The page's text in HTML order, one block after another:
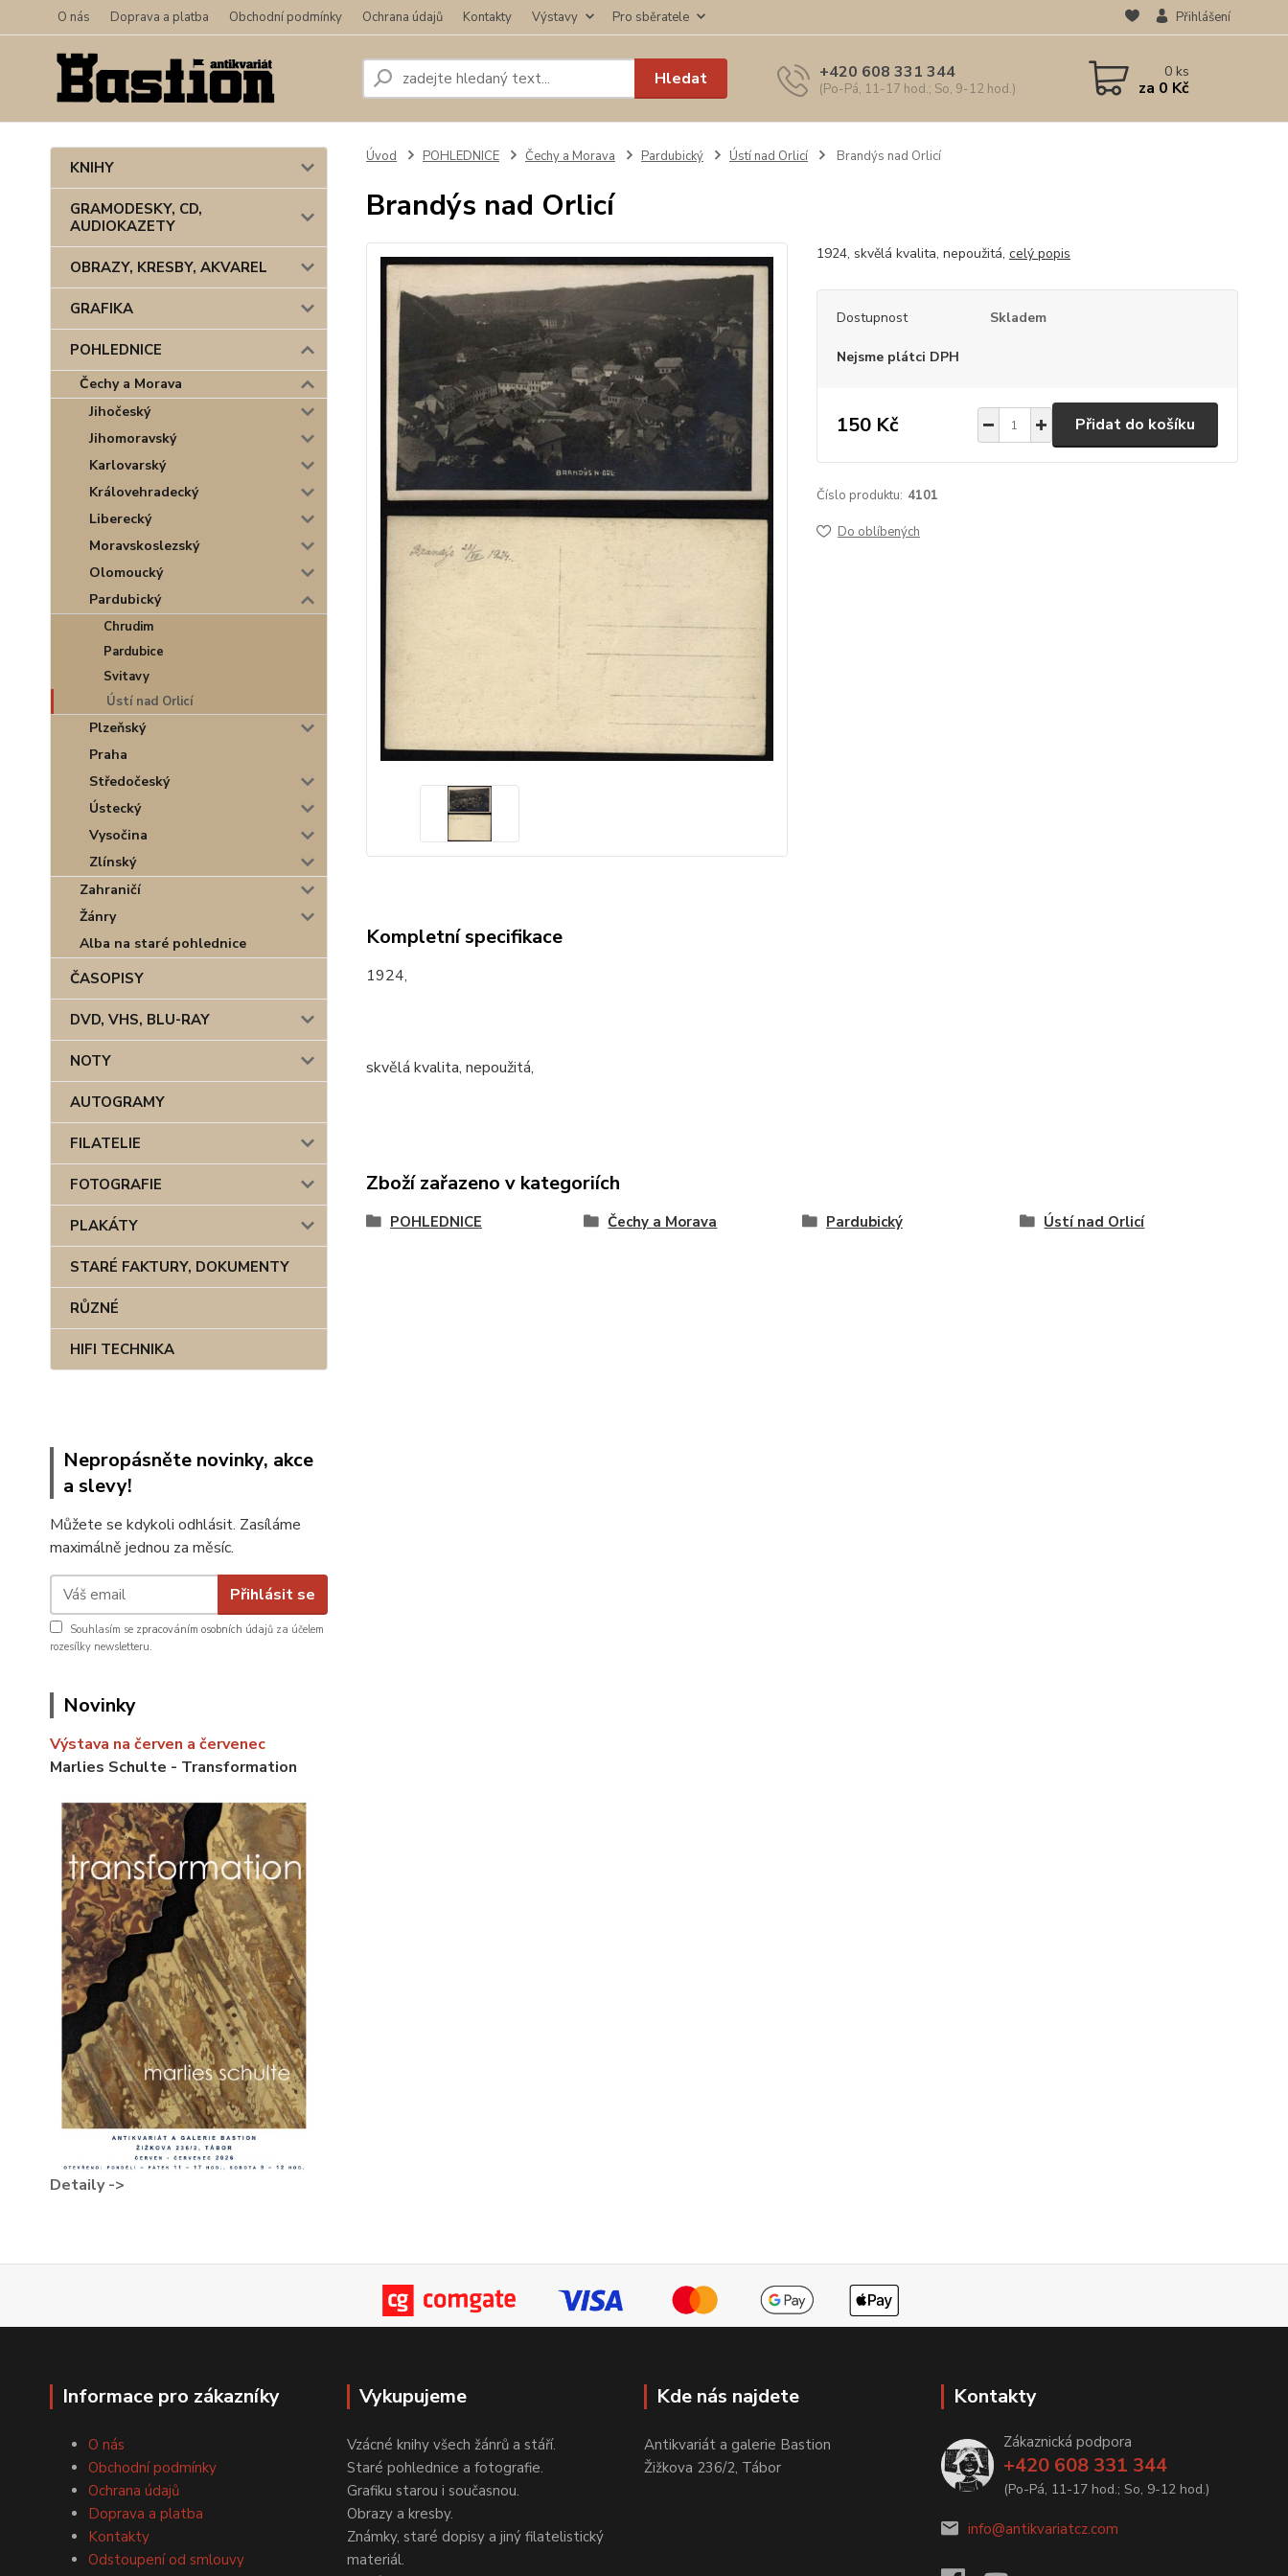
O nás Doprava a platba Obchodní podmínky Ochrana údajů Kontakty Výstavy Pro sběratele Přihlášení
Hledat +420 608 331 344
(Po-Pá, 11-17 hod.; So, 9-12 hod.)
0ks
za 0 Kč
KNIHY
GRAMODESKY, CD,
AUDIOKAZETY
OBRAZY, KRESBY, AKVAREL
GRAFIKA
POHLEDNICE
Čechy a Morava
Jihočeský
Jihomoravský
Karlovarský
Královehradecký
Liberecký
Moravskoslezský
Olomoucký
Pardubický
Chrudim
Pardubice
Svitavy
Ústí nad Orlicí
Plzeňský
Praha
Středočeský
Ústecký
Vysočina
Zlínský
Zahraničí
Žánry
Alba na staré pohlednice
ČASOPISY
DVD, VHS, BLU-RAY
NOTY
AUTOGRAMY
FILATELIE
FOTOGRAFIE
PLAKÁTY
STARÉ FAKTURY, DOKUMENTY
RŮZNÉ
HIFI TECHNIKA
Nepropásněte novinky, akce
a slevy!
Můžete se kdykoli odhlásit. Zasíláme
maximálně jednou za měsíc.
Přihlásit se
Souhlasím se zpracováním osobních údajů za účelem
rozesílky newsletteru.
Novinky
Výstava na červen a červenec
Marlies Schulte - Transformation
Detaily ->
Úvod POHLEDNICE Čechy a Morava Pardubický Ústí nad Orlicí Brandýs nad Orlicí
Brandýs nad Orlicí
1924, skvělá kvalita, nepoužitá, celý popis
Dostupnost Skladem
Nejsme plátci DPH
150 Kč Přidat do košíku
Číslo produktu: 4101
Do oblíbených
Kompletní specifikace
1924,
skvělá kvalita, nepoužitá,
Zboží zařazeno v kategoriích
POHLEDNICE Čechy a Morava Pardubický Ústí nad Orlicí
Informace pro zákazníky
O nás
Obchodní podmínky
Ochrana údajů
Doprava a platba
Kontakty
Odstoupení od smlouvy
Vykupujeme
Vzácné knihy všech žánrů a stáří.
Staré pohlednice a fotografie.
Grafiku starou i současnou.
Obrazy a kresby.
Známky, staré dopisy a jiný filatelistický
materiál.
Kde nás najdete
Antikvariát a galerie Bastion
Žižkova 236/2, Tábor
Kontakty
Zákaznická podpora
+420 608 331 344
(Po-Pá, 11-17 hod.; So, 9-12 hod.)
info@antikvariatcz.com